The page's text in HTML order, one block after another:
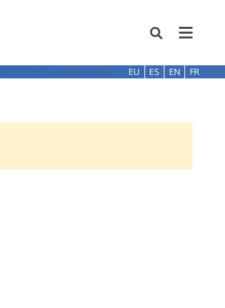
EU ES EN FR